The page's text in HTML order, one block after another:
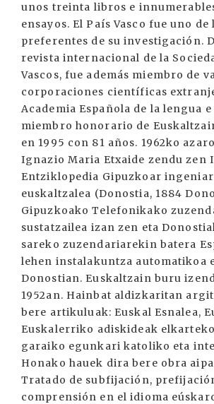
unos treinta libros e
ensayos. El País Vasco fue uno
preferentes de su investigación.
revista internacional de la
Vascos, fue además miembro de
corporaciones científicas
Academia Española de la lengua
miembro honorario de
en 1995 con 81 años. 1962ko
Ignazio Maria Etxaide zendu zen
Entziklopedia Gipuzkoar
euskaltzalea (Donostia, 1884
Gipuzkoako Telefonikako
sustatzailea izan zen eta
sareko zuzendariarekin batera
lehen instalakuntza automatikoa
Donostian. Euskaltzain buru
1952an. Hainbat aldizkaritan
bere artikuluak: Euskal Esnalea,
Euskalerriko adiskideak
garaiko egunkari katoliko eta
Honako hauek dira bere obra
Tratado de subfijación,
comprensión en el idioma